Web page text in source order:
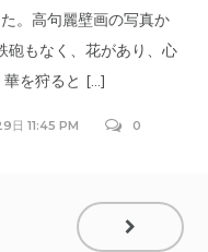
。高句麗壁画の写真か
砲もなく、花があり、心
華を狩ると […]
日 11:45 PM 0